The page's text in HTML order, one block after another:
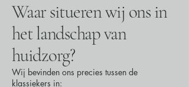
Waar situeren wij ons in
het landschap van
huidzorg?
Wij bevinden ons precies tussen de
klassiekers in: